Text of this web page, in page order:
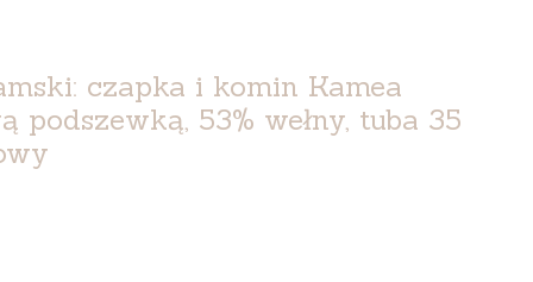
czapka i komin Kamea
podszewką, 53% wełny, tuba 35